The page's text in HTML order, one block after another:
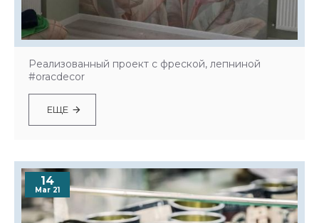
Реализованный проект с фреской, лепниной
#oracdecor
ЕЩЕ
14
Mar 21